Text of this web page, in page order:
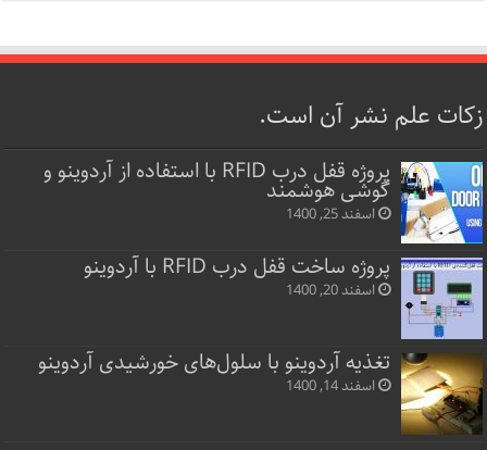
زکات علم نشر آن است.
پروژه قفل‌ درب RFID با استفاده از آردوینو و
گوشی هوشمند
اسفند 25, 1400
پروژه ساخت قفل‌ درب RFID با آردوینو
اسفند 20, 1400
تغذیه آردوینو با سلول‌های خورشیدی آردوینو
اسفند 14, 1400